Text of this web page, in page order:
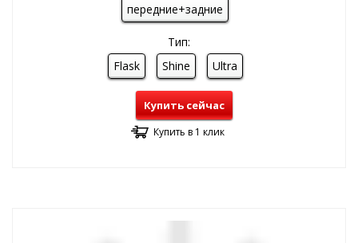
передние+задние
Тип:
Flask
Shine Ultra
Купить сейчас
Купить в 1 клик